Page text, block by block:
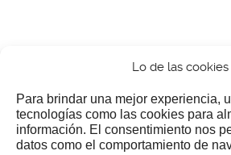
Lo de las cookies
Para brindar una mejor experiencia,
tecnologías como las cookies para
información. El consentimiento nos
datos como el comportamiento de
¿Nos invitas a un cafecillo?